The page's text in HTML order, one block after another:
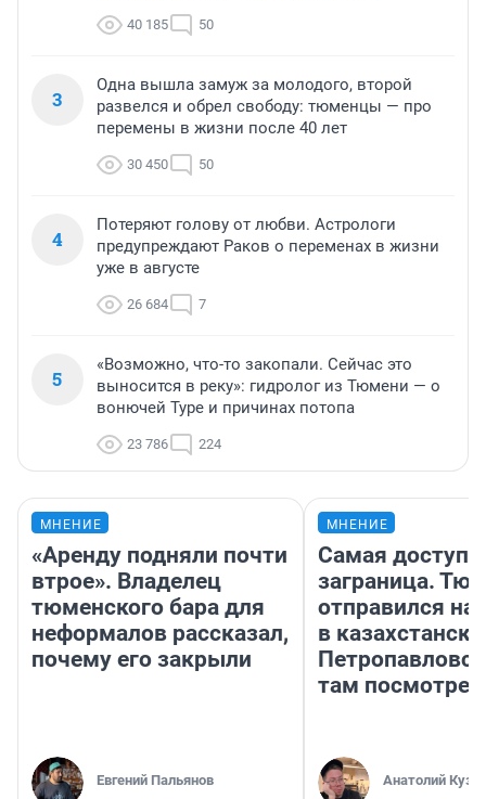
40 185 50
3
Одна вышла замуж за молодого, второй
развелся и обрел свободу: тюменцы — про
перемены в жизни после 40 лет
30 450 50
4
Потеряют голову от любви. Астрологи
предупреждают Раков о переменах в жизни
уже в августе
26 684 7
5
«Возможно, что-то закопали. Сейчас это
выносится в реку»: гидролог из Тюмени — о
вонючей Туре и причинах потопа
23 786 224
МНЕНИЕ
«Аренду подняли почти
втрое». Владелец
тюменского бара для
неформалов рассказал,
почему его закрыли
Евгений Пальянов
МНЕНИЕ
Самая
заграница.
отправился
в
там
Анатолий